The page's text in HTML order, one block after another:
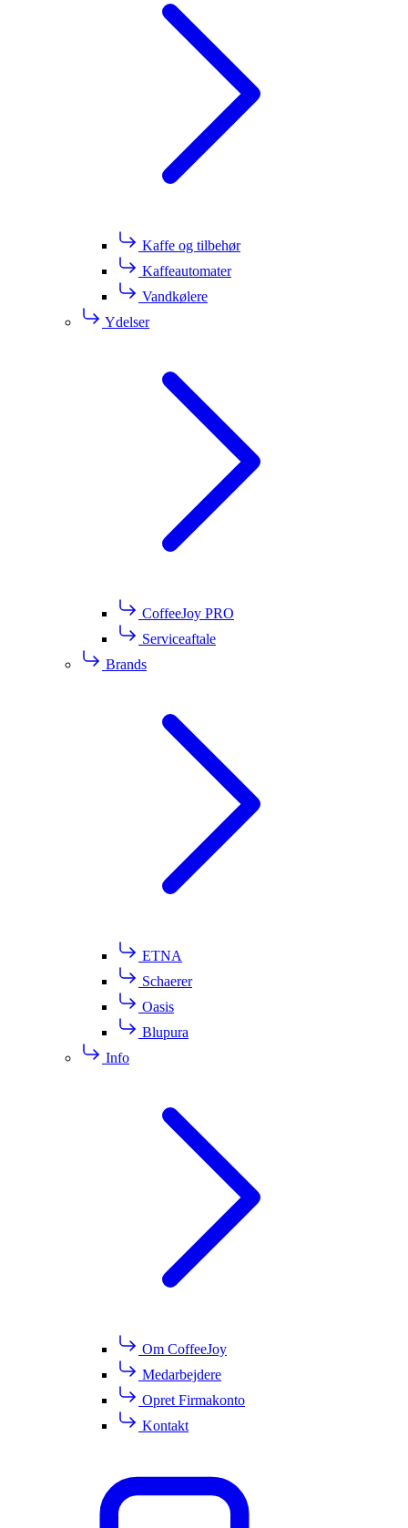
Kaffe og tilbehør
Kaffeautomater
Vandkølere
Ydelser
CoffeeJoy PRO
Serviceaftale
Brands
ETNA
Schaerer
Oasis
Blupura
Info
Om CoffeeJoy
Medarbejdere
Opret Firmakonto
Kontakt